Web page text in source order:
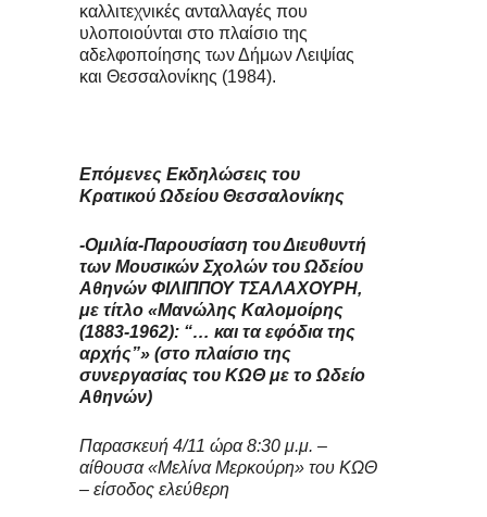
καλλιτεχνικές ανταλλαγές που
υλοποιούνται στο πλαίσιο της
αδελφοποίησης των Δήμων Λειψίας
και Θεσσαλονίκης (1984).
Επόμενες Εκδηλώσεις του
Κρατικού Ωδείου Θεσσαλονίκης
-Ομιλία-Παρουσίαση του Διευθυντή
των Μουσικών Σχολών του Ωδείου
Αθηνών ΦΙΛΙΠΠΟΥ ΤΣΑΛΑΧΟΥΡΗ,
με τίτλο «Μανώλης Καλομοίρης
(1883-1962): “… και τα εφόδια της
αρχής”» (στο πλαίσιο της
συνεργασίας του ΚΩΘ με το Ωδείο
Αθηνών)
Παρασκευή 4/11 ώρα 8:30 μ.μ. –
αίθουσα «Μελίνα Μερκούρη» του ΚΩΘ
– είσοδος ελεύθερη